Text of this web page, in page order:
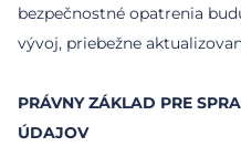
bezpečnostné opatrenia
vývoj, priebežne
PRÁVNY ZÁKLAD PRE
ÚDAJOV